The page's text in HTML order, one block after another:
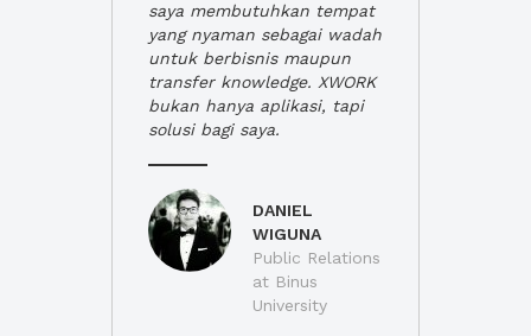
saya membutuhkan tempat
yang nyaman sebagai wadah
untuk berbisnis maupun
transfer knowledge. XWORK
bukan hanya aplikasi, tapi
solusi bagi saya.
DANIEL
WIGUNA
Public Relations
at Binus
University